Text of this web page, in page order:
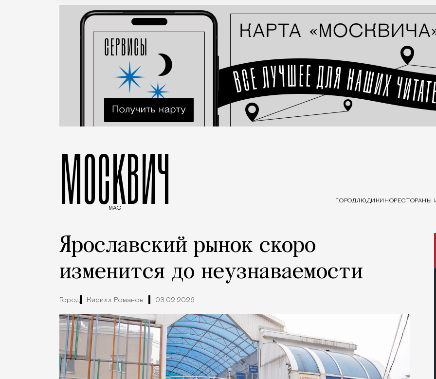
МОСКВИЧ
MAG
ГОРОДЛЮДИ КИНОРЕСТОРАНЫ
Ярославский рынок скоро
изменится до неузнаваемости
Город Кирилл Романов 03.02.2026